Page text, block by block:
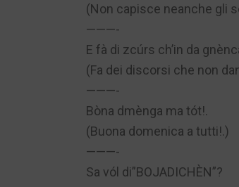
(Non capisce neanche gli
———-
E fà di zcúrs ch’in da
(Fa dei discorsi che non
———-
Bòna dmènga ma tót!.
(Buona domenica a tutti!.)
———-
Sa vól di”BOJADICHÈN”?